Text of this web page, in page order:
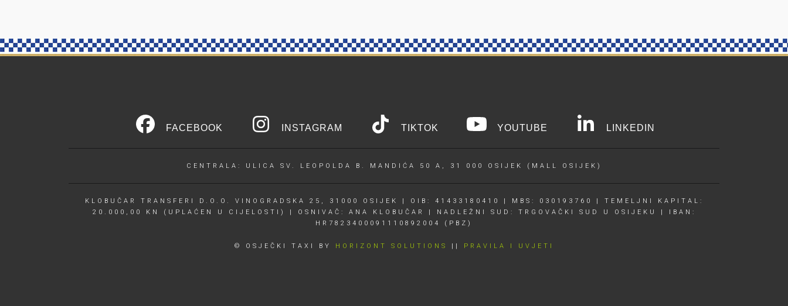
FACEBOOK INSTAGRAM TIKTOK YOUTUBE LINKEDIN
CENTRALA: ULICA SV. LEOPOLDA B. MANDIĆA 50 A, 31 000 OSIJEK (MALL OSIJEK)
KLOBUČAR TRANSFERI D.O.O. VINOGRADSKA 25, 31000 OSIJEK | OIB: 41433180410 | MBS: 030193760 | TEMELJNI KAPITAL:
20.000,00 KN (UPLAĆEN U CIJELOSTI) | OSNIVAČ: ANA KLOBUČAR | NADLEŽNI SUD: TRGOVAČKI SUD U OSIJEKU | IBAN:
HR7823400091110892004 (PBZ)
© OSJEČKI TAXI BY HORIZONT SOLUTIONS || PRAVILA I UVJETI